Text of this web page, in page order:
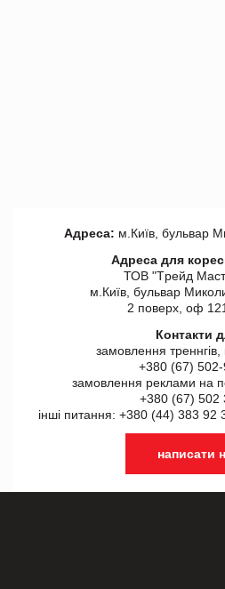
Адреса: м.Київ, бульвар
Адреса для
ТОВ "Tрейд
м.Київ, бульвар
2 поверх, оф
Контакти
замовлення
+380 (67) 502-
замовлення реклами на
+380 (67) 502
інші питання: +380 (44) 383 92
написати